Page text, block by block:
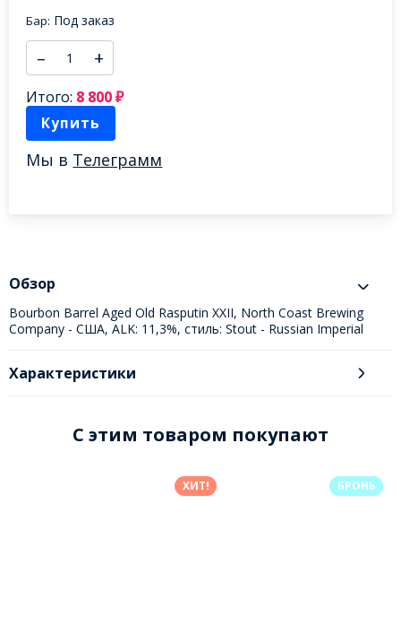
Бар: Под заказ
– +
Итого: 8 800₽
Купить
Мы в Телеграмм
Обзор
Bourbon Barrel Aged Old Rasputin XXII, North Coast Brewing
Company - США, ALK: 11,3%, стиль: Stout - Russian Imperial
Характеристики
C этим товаром покупают
ХИТ! БРОНЬ